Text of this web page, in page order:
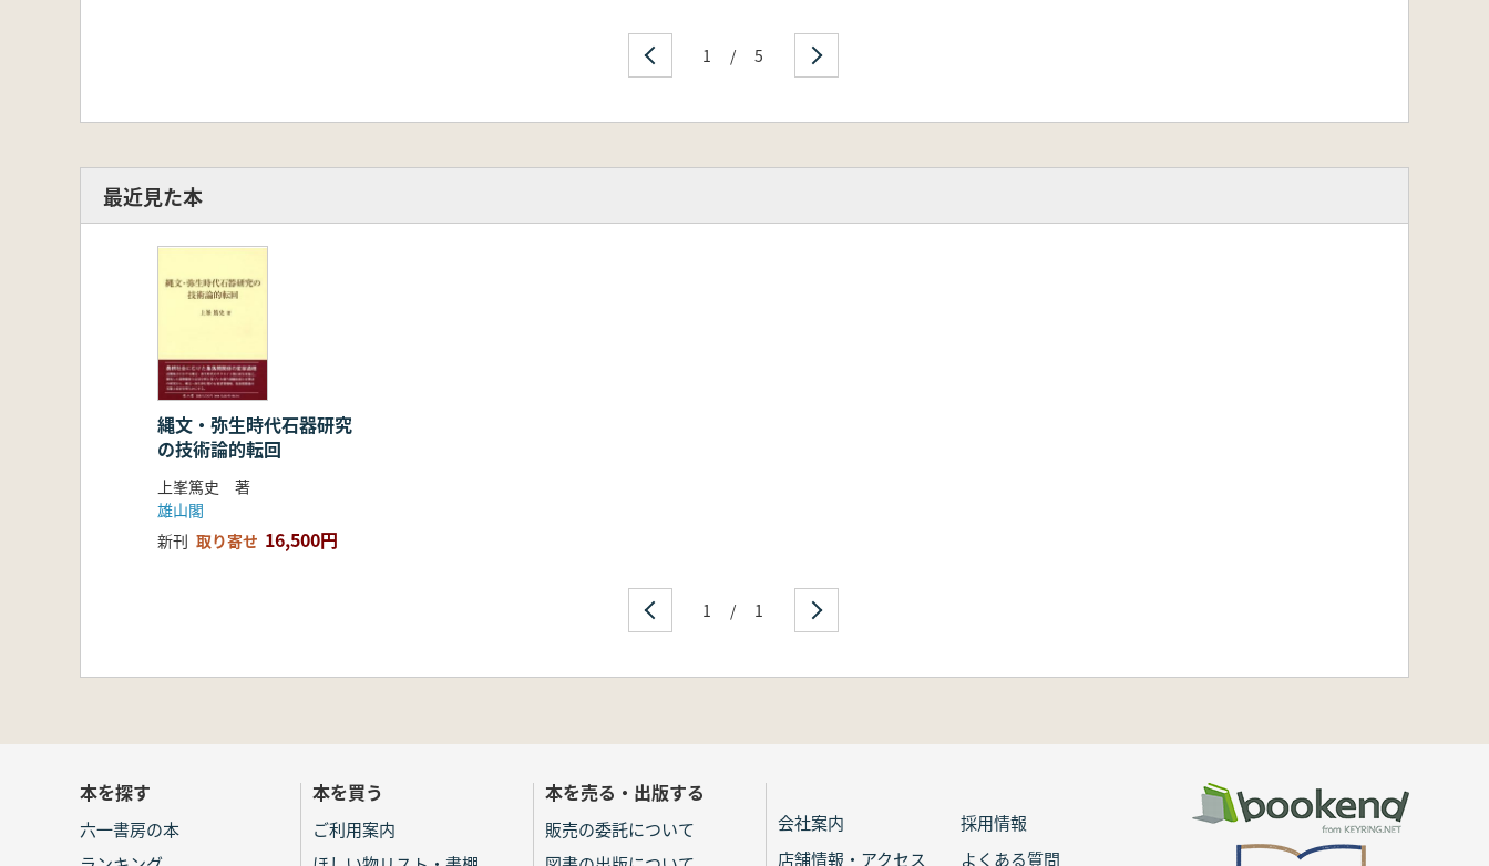
1 / 5
最近見た本
縄文・弥生時代石器研究
の技術論的転回
上峯篤史 著
雄山閣
新刊 取り寄せ 16,500円
1 / 1
本を探す
六一書房の本
本を買う
ご利用案内
本を売る・出版する
販売の委託について
会社案内
採用情報
店舗情報・アクセス
よくある質問